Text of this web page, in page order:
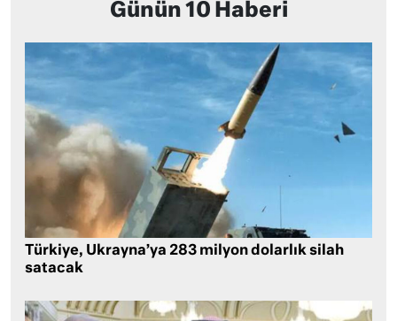
Günün 10 Haberi
Türkiye, Ukrayna’ya 283 milyon dolarlık silah
satacak